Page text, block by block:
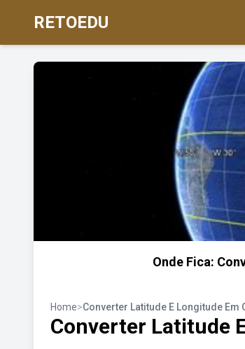
RETOEDU
Onde Fica:
Home>Converter Latitude E Longitude Em
Converter Latitude